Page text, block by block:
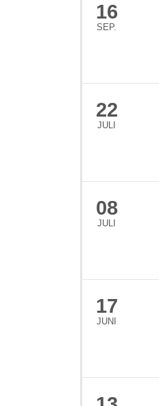
16
SEP.
22
JULI
08
JULI
17
JUNI